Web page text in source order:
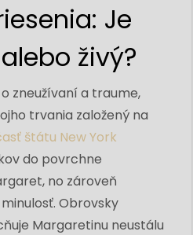
Je
živý?
zneužívaní a traume,
trvania založený na
štátu New York
do povrchne
no zároveň
Obrovsky
Margaretinu neustálu